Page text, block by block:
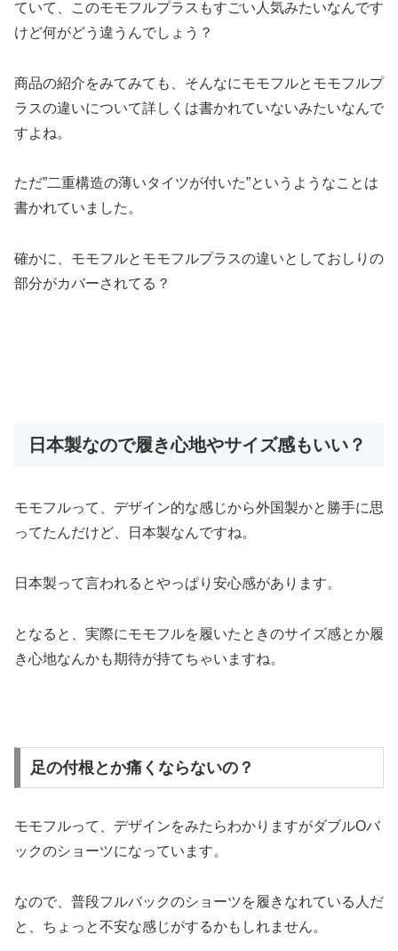
ていて、このモモフルプラスもすごい人気みたいなんです
けど何がどう違うんでしょう？
商品の紹介をみてみても、そんなにモモフルとモモフルプ
ラスの違いについて詳しくは書かれていないみたいなんで
すよね。
ただ”二重構造の薄いタイツが付いた”というようなことは
書かれていました。
確かに、モモフルとモモフルプラスの違いとしておしりの
部分がカバーされてる？
日本製なので履き心地やサイズ感もいい？
モモフルって、デザイン的な感じから外国製かと勝手に思
ってたんだけど、日本製なんですね。
日本製って言われるとやっぱり安心感があります。
となると、実際にモモフルを履いたときのサイズ感とか履
き心地なんかも期待が持てちゃいますね。
足の付根とか痛くならないの？
モモフルって、デザインをみたらわかりますがダブルОバ
ックのショーツになっています。
なので、普段フルバックのショーツを履きなれている人だ
と、ちょっと不安な感じがするかもしれません。